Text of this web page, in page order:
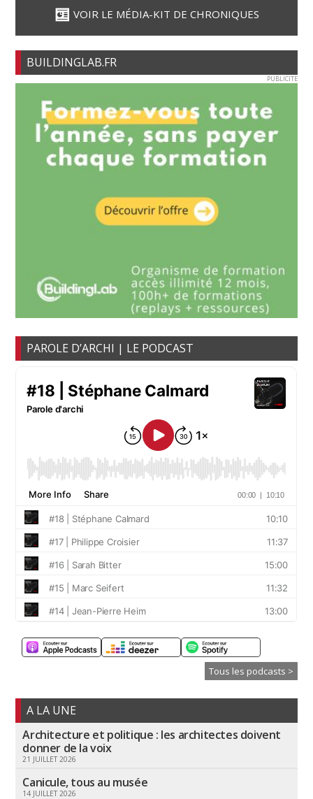
VOIR LE MÉDIA-KIT DE CHRONIQUES
BUILDINGLAB.FR
PUBLICITE
PAROLE D’ARCHI | LE PODCAST
Tous les podcasts >
A LA UNE
Architecture et politique : les architectes doivent
donner de la voix
21 JUILLET 2026
Canicule, tous au musée
14 JUILLET 2026